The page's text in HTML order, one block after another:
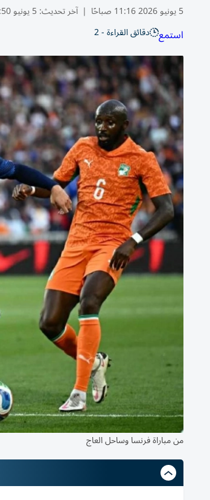
5 يونيو 2026 11:16 صباحًا | آخر تحديث:5 يونيو 11:50 2026
استمع دقائق القراءة - 2
من مباراة فرنسا وساحل العاج